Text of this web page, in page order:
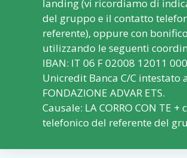
landing (vi ricordiamo di
del gruppo e il contatto
referente), oppure con
utilizzando le seguenti
IBAN: IT 06 F 02008 12011
Unicredit Banca C/C intestato a
FONDAZIONE ADVAR ETS.
Causale: LA CORRO CON TE +
telefonico del referente del